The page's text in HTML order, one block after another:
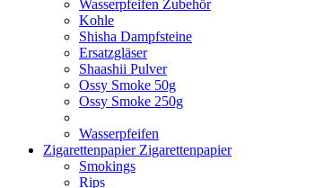
Wasserpfeifen Zubehör
Kohle
Shisha Dampfsteine
Ersatzgläser
Shaashii Pulver
Ossy Smoke 50g
Ossy Smoke 250g
Wasserpfeifen
Zigarettenpapier Zigarettenpapier
Smokings
Rips